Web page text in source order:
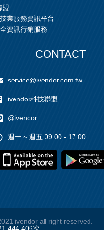
盟
業服務資訊平台
資訊行銷服務
CONTACT
service@ivendor.com.tw
ivendor科技聯盟
@ivendor
週一 ~ 週五 09:00 - 17:00
ivendor all right reserved.
次